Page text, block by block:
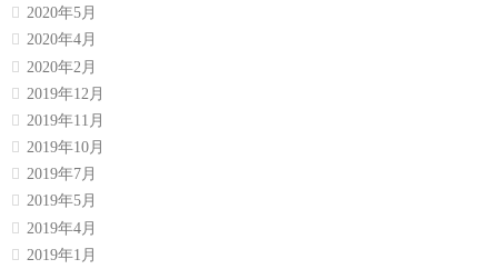
2020年5月
2020年4月
2020年2月
2019年12月
2019年11月
2019年10月
2019年7月
2019年5月
2019年4月
2019年1月